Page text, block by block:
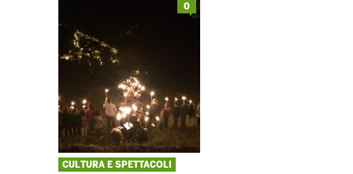
0
CULTURA E SPETTACOLI